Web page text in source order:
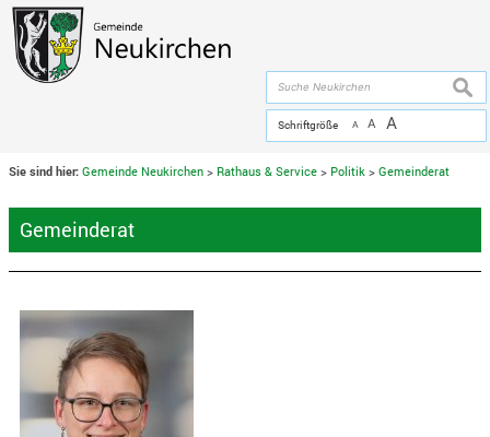
Zum Inhalt,zur Navigation
Schriftgröße A A A
Sie sind hier: Gemeinde Neukirchen > Rathaus & Service > Politik >Gemeinderat
Gemeinderat